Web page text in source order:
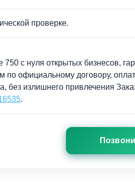
проверке.
750 с нуля открытых бизнесов,
по официальному договору,
без излишнего привлечения
.
+7(812)